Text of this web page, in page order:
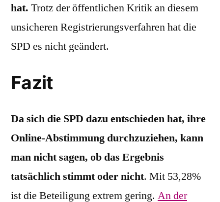
hat. Trotz der öffentlichen Kritik an diesem
unsicheren Registrierungsverfahren hat die
SPD es nicht geändert.
Fazit
Da sich die SPD dazu entschieden hat, ihre
Online-Abstimmung durchzuziehen, kann
man nicht sagen, ob das Ergebnis
tatsächlich stimmt oder nicht. Mit 53,28%
ist die Beteiligung extrem gering. An der